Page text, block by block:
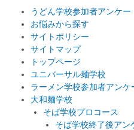
うどん学校参加者アンケー
お悩みから探す
サイトポリシー
サイトマップ
トップページ
ユニバーサル麺学校
ラーメン学校参加者アンケ
大和麺学校
そば学校プロコース
そば学校終了後アン